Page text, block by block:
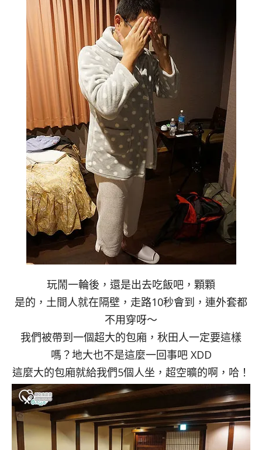
玩鬧一輪後，還是出去吃飯吧，顆顆
是的，土間人就在隔壁，走路10秒會到，連外套都
不用穿呀～
我們被帶到一個超大的包廂，秋田人一定要這樣
嗎？地大也不是這麼一回事吧 XDD
這麼大的包廂就給我們5個人坐，超空曠的啊，哈！